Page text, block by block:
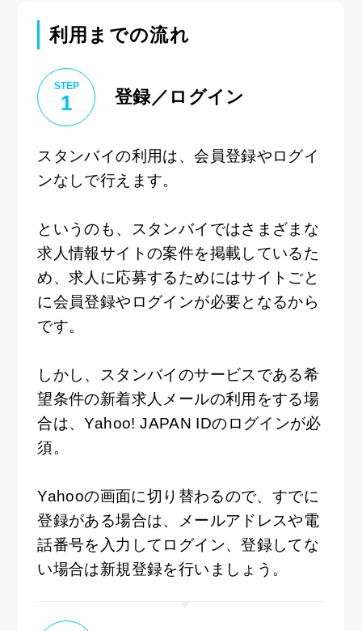
利用までの流れ
STEP
1 登録／ログイン
スタンバイの利用は、会員登録やログイ
ンなしで行えます。
というのも、スタンバイではさまざまな
求人情報サイトの案件を掲載しているた
め、求人に応募するためにはサイトごと
に会員登録やログインが必要となるから
です。
しかし、スタンバイのサービスである希
望条件の新着求人メールの利用をする場
合は、Yahoo! JAPAN IDのログインが必
須。
Yahooの画面に切り替わるので、すでに
登録がある場合は、メールアドレスや電
話番号を入力してログイン、登録してな
い場合は新規登録を行いましょう。